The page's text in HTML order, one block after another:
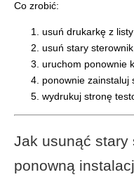
Co zrobić:
usuń drukarkę z
usuń stary
uruchom ponownie
ponownie zainstaluj
wydrukuj stronę
Jak usunąć stary
ponowną